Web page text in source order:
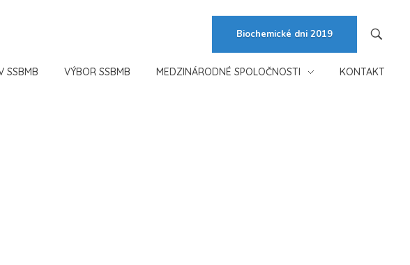
Biochemické dni 2019
SSBMB VÝBOR SSBMB MEDZINÁRODNÉ SPOLOČNOSTI KONTAKT